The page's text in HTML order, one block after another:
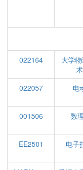
022164
大学
022057
电
001506
数
EE2501
电子